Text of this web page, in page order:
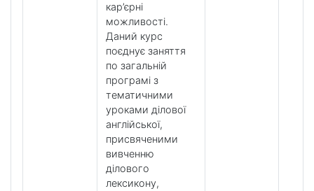
кар’єрні
можливості.
Даний курс
поєднує заняття
по загальній
програмі з
тематичними
уроками ділової
англійської,
присвяченими
вивченню
ділового
лексикону,